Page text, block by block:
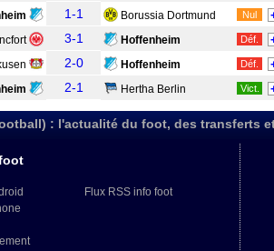
1-1 Borussia Dortmund Nul
3-1 Hoffenheim Déf.
2-0 Hoffenheim Déf.
2-1 Hertha Berlin Vict.
: l'actualité du foot, des transferts
Flux RSS info foot